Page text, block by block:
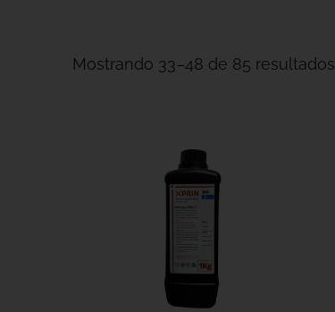
Mostrando 33–48 de 85 resultados